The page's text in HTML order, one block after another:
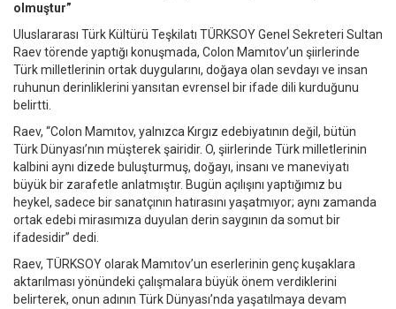
olmuştur”
Uluslararası Türk Kültürü Teşkilatı TÜRKSOY Genel Sekreteri Sultan
Raev törende yaptığı konuşmada, Colon Mamıtov’un şiirlerinde
Türk milletlerinin ortak duygularını, doğaya olan sevdayı ve insan
ruhunun derinliklerini yansıtan evrensel bir ifade dili kurduğunu
belirtti.
Raev, “Colon Mamıtov, yalnızca Kırgız edebiyatının değil, bütün
Türk Dünyası’nın müşterek şairidir. O, şiirlerinde Türk milletlerinin
kalbini aynı dizede buluşturmuş, doğayı, insanı ve maneviyatı
büyük bir zarafetle anlatmıştır. Bugün açılışını yaptığımız bu
heykel, sadece bir sanatçının hatırasını yaşatmıyor; aynı zamanda
ortak edebi mirasımıza duyulan derin saygının da somut bir
ifadesidir” dedi.
Raev, TÜRKSOY olarak Mamıtov’un eserlerinin genç kuşaklara
aktarılması yönündeki çalışmalara büyük önem verdiklerini
belirterek, onun adının Türk Dünyası’nda yaşatılmaya devam